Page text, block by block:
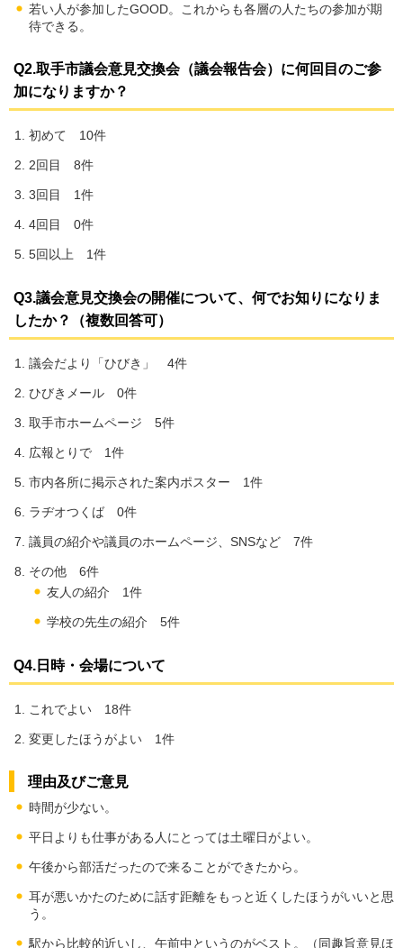
若い人が参加したGOOD。これからも各層の人たちの参加が期
待できる。
Q2.取手市議会意見交換会（議会報告会）に何回目のご参
加になりますか？
初めて 10件
2回目 8件
3回目 1件
4回目 0件
5回以上 1件
Q3.議会意見交換会の開催について、何でお知りになりま
したか？（複数回答可）
議会だより「ひびき」 4件
ひびきメール 0件
取手市ホームページ 5件
広報とりで 1件
市内各所に掲示された案内ポスター 1件
ラヂオつくば 0件
議員の紹介や議員のホームページ、SNSなど 7件
その他 6件
友人の紹介 1件
学校の先生の紹介 5件
Q4.日時・会場について
これでよい 18件
変更したほうがよい 1件
理由及びご意見
時間が少ない。
平日よりも仕事がある人にとっては土曜日がよい。
午後から部活だったので来ることができたから。
耳が悪いかたのために話す距離をもっと近くしたほうがいいと思
う。
駅から比較的近いし、午前中というのがベスト。（同趣旨意見ほ